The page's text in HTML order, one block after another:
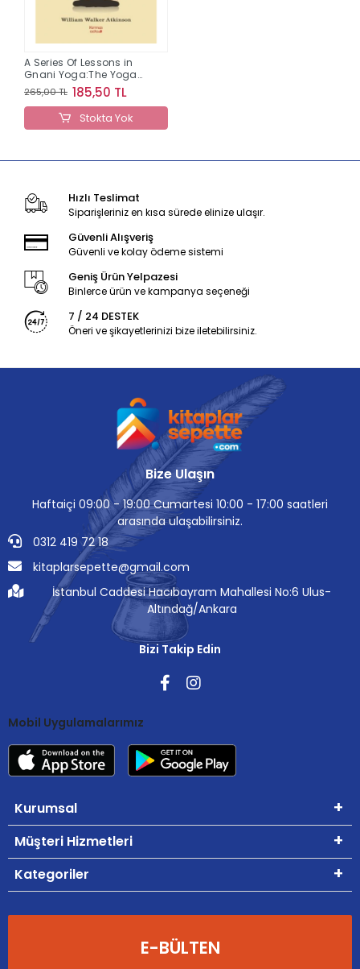
A Series Of Lessons in
Gnani Yoga:The Yoga
Wisdom
265,00 TL 185,50 TL
Stokta Yok
Hızlı Teslimat
Siparişleriniz en kısa sürede elinize ulaşır.
Güvenli Alışveriş
Güvenli ve kolay ödeme sistemi
Geniş Ürün Yelpazesi
Binlerce ürün ve kampanya seçeneği
7 / 24 DESTEK
Öneri ve şikayetlerinizi bize iletebilirsiniz.
Bize Ulaşın
Haftaiçi 09:00 - 19:00 Cumartesi 10:00 - 17:00 saatleri
arasında ulaşabilirsiniz.
0312 419 72 18
kitaplarsepette@gmail.com
İstanbul Caddesi Hacıbayram Mahallesi No:6 Ulus-
Altındağ/Ankara
Bizi Takip Edin
Mobil Uygulamalarımız
Kurumsal
Müşteri Hizmetleri
Kategoriler
E-BÜLTEN